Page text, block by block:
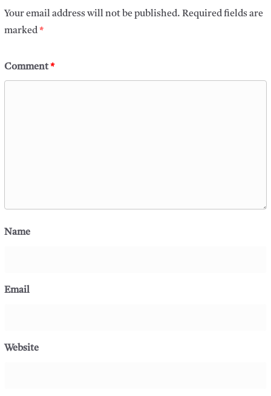
Your email address will not be published. Required fields are
marked*
Comment*
Name
Email
Website